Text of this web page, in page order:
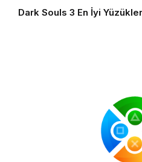
Dark Souls 3 En İyi Yüzükler